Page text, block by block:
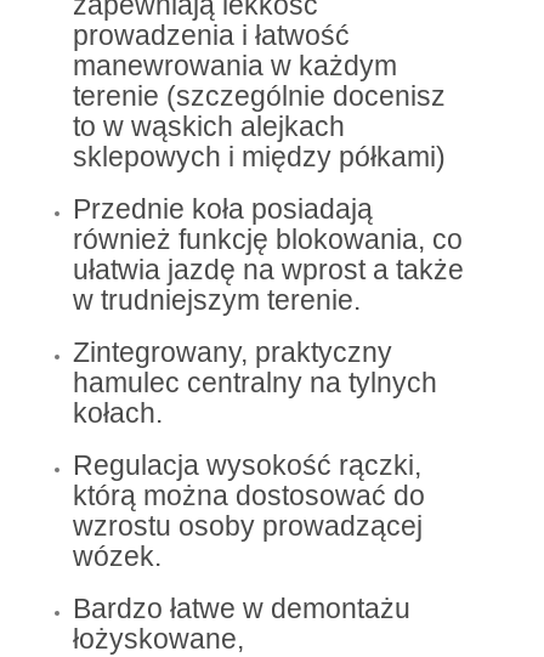
prowadzenia i łatwość
manewrowania w każdym
terenie (szczególnie docenisz
to w wąskich alejkach
sklepowych i między półkami)
Przednie koła posiadają
również funkcję blokowania, co
ułatwia jazdę na wprost a także
w trudniejszym terenie.
Zintegrowany, praktyczny
hamulec centralny na tylnych
kołach.
Regulacja wysokość rączki,
którą można dostosować do
wzrostu osoby prowadzącej
wózek.
Bardzo łatwe w demontażu
łożyskowane,